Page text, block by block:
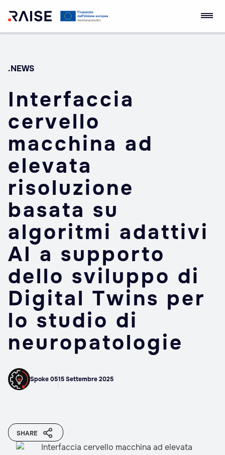
Skip
RAISE
Empowerment
.NEWS
Interfaccia
cervello
macchina ad
elevata
risoluzione
basata su
algoritmi adattivi
AI a supporto
dello sviluppo di
Digital Twins per
lo studio di
neuropatologie
Spoke 0515 Settembre 2025
SHARE